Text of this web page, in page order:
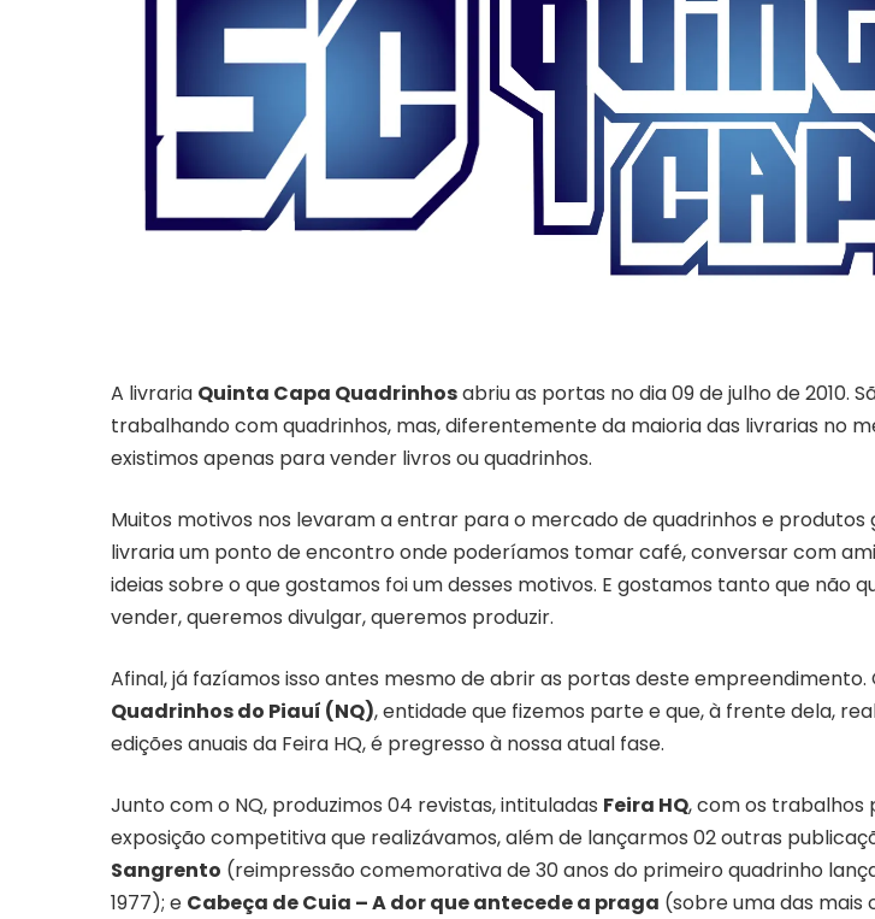
A livraria Quinta Capa Quadrinhosabriu as portas no dia 09 de julho de 2010.
trabalhando com quadrinhos, mas, diferentemente da maioria das livrarias no
existimos apenas para vender livros ou quadrinhos.
Muitos motivos nos levaram a entrar para o mercado de quadrinhos e produtos
livraria um ponto de encontro onde poderíamos tomar café, conversar com
ideias sobre o que gostamos foi um desses motivos. E gostamos tanto que não
vender, queremos divulgar, queremos produzir.
Afinal, já fazíamos isso antes mesmo de abrir as portas deste empreendimento.
Quadrinhos do Piauí (NQ), entidade que fizemos parte e que, à frente dela,
edições anuais da Feira HQ, é pregresso à nossa atual fase.
Junto com o NQ, produzimos 04 revistas, intituladas Feira HQ, com os trabalhos
exposição competitiva que realizávamos, além de lançarmos 02 outras
Sangrento (reimpressão comemorativa de 30 anos do primeiro quadrinho
1977); e Cabeça de Cuia – A dor que antecede a praga (sobre uma das mais